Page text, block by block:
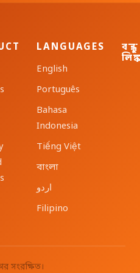
LANGUAGES
English
Português
Bahasa
Indonesia
Tiếng Việt
বাংলা
اردو
Filipino
বন্ধু
সংরক্ষিত।